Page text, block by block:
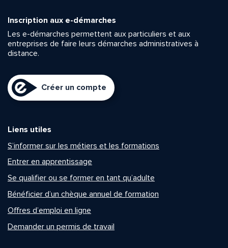
Inscription aux e-démarches
Les e-démarches permettent aux particuliers et aux
entreprises de faire leurs démarches administratives à
distance.
Créer un compte
Liens utiles
S’informer sur les métiers et les formations
Entrer en apprentissage
Se qualifier ou se former en tant qu’adulte
Bénéficier d’un chèque annuel de formation
Offres d’emploi en ligne
Demander un permis de travail